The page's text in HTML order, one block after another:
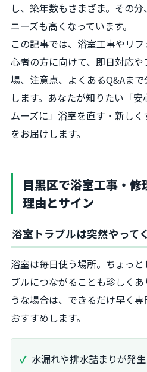
し、築年数もさまざま。その
ニーズも高くなっています。
この記事では、浴室工事やリ
心者の方に向けて、即日対応
場、注意点、よくあるQ&Aま
します。あなたが知りたい「
ムーズに」浴室を直す・新し
をお届けします。
目黒区で浴室工事・
理由とサイン
浴室トラブルは突然やって
浴室は毎日使う場所。ちょっ
ブルにつながることも珍しく
うな場合は、できるだけ早く
おすすめします。
水漏れや排水詰まりが発